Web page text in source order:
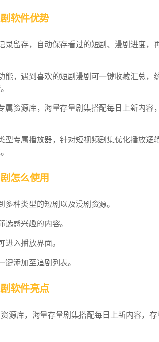
软件优势
录留存，自动保存看过的短剧、漫剧进度，
能，遇到喜欢的短剧漫剧可一键收藏汇总，
属资源库，海量存量剧集搭配每日上新内容
型专属播放器，针对短视频剧集优化播放逻
怎么使用
多种类型的短剧以及漫剧资源。
选感兴趣的内容。
进入播放界面。
键添加至追剧列表。
软件亮点
源库，海量存量剧集搭配每日上新内容，